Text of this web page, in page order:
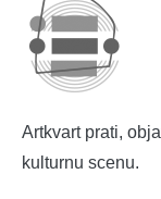
Artkvart prati,
kulturnu scenu.